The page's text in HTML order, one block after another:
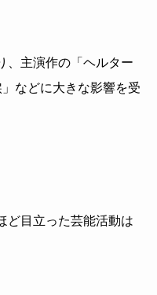
、主演作の「ヘルター
などに大きな影響を受
ど目立った芸能活動は